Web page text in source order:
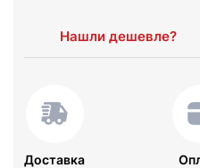
Нашли дешевле?
Доставка